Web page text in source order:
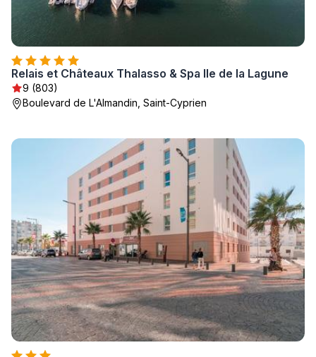
Relais et Châteaux Thalasso & Spa Ile de la Lagune
9 (803)
Boulevard de L'Almandin, Saint-Cyprien